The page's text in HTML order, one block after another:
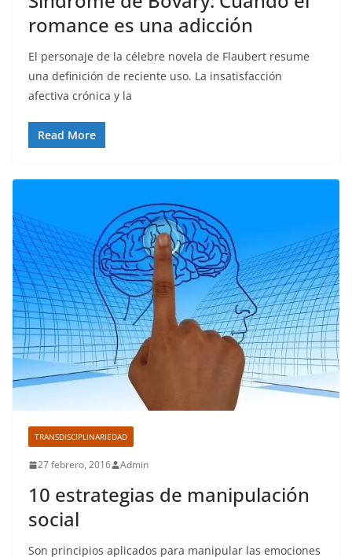
romance es una adicción
El personaje de la célebre novela de Flaubert resume
una definición de reciente uso. La insatisfacción
afectiva crónica y la
Read More
TRANSDISCIPLINARIEDAD
27 febrero, 2016 Admin
10 estrategias de manipulación
social
Son principios aplicados para manipular las emociones